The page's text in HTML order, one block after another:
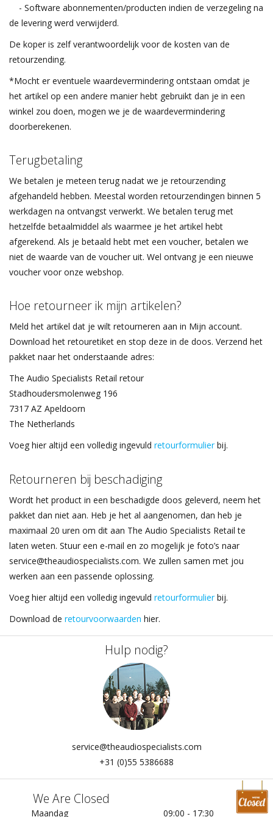
- Software abonnementen/producten indien de verzegeling na
de levering werd verwijderd.
De koper is zelf verantwoordelijk voor de kosten van de
retourzending.
*Mocht er eventuele waardevermindering ontstaan omdat je
het artikel op een andere manier hebt gebruikt dan je in een
winkel zou doen, mogen we je de waardevermindering
doorberekenen.
Terugbetaling
We betalen je meteen terug nadat we je retourzending
afgehandeld hebben. Meestal worden retourzendingen binnen 5
werkdagen na ontvangst verwerkt. We betalen terug met
hetzelfde betaalmiddel als waarmee je het artikel hebt
afgerekend. Als je betaald hebt met een voucher, betalen we
niet de waarde van de voucher uit. Wel ontvang je een nieuwe
voucher voor onze webshop.
Hoe retourneer ik mijn artikelen?
Meld het artikel dat je wilt retourneren aan in Mijn account.
Download het retouretiket en stop deze in de doos. Verzend het
pakket naar het onderstaande adres:
The Audio Specialists Retail retour
Stadhoudersmolenweg 196
7317 AZ Apeldoorn
The Netherlands
Voeg hier altijd een volledig ingevuld retourformulierbij.
Retourneren bij beschadiging
Wordt het product in een beschadigde doos geleverd, neem het
pakket dan niet aan. Heb je het al aangenomen, dan heb je
maximaal 20 uren om dit aan The Audio Specialists Retail te
laten weten. Stuur een e-mail en zo mogelijk je foto’s naar
service@theaudiospecialists.com. We zullen samen met jou
werken aan een passende oplossing.
Voeg hier altijd een volledig ingevuld retourformulierbij.
Download de retourvoorwaarden hier.
Hulp nodig?
service@theaudiospecialists.com
+31 (0)55 5386688
We Are Closed
Maandag 09:00 - 17:30